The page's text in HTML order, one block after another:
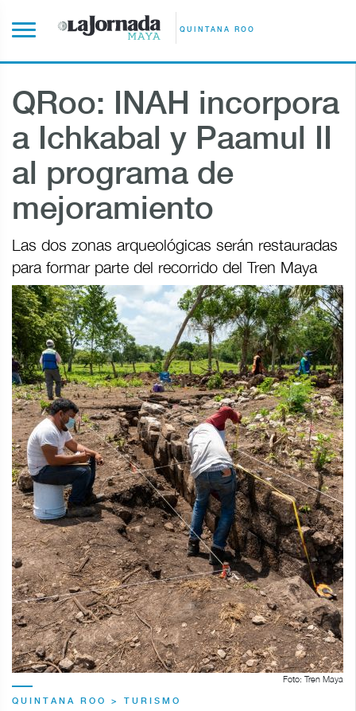
QUINTANA ROO
QRoo: INAH incorpora
a Ichkabal y Paamul II
al programa de
mejoramiento
Las dos zonas arqueológicas serán restauradas
para formar parte del recorrido del Tren Maya
Foto: Tren Maya
QUINTANA ROO > TURISMO